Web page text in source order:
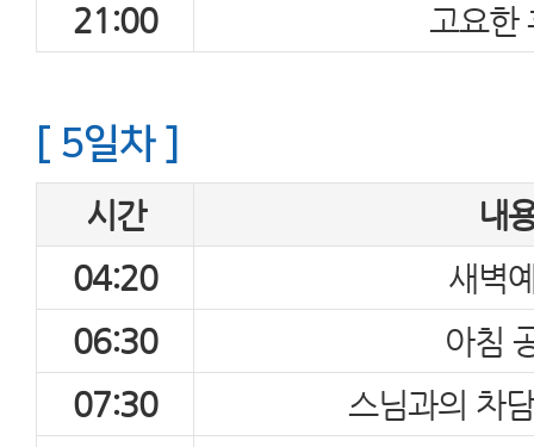
21:00
고요한
[ 5일차 ]
시간
내
04:20
새벽
06:30
아침
07:30
스님과의 차